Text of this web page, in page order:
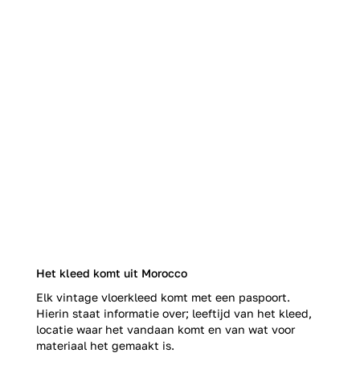
Het kleed komt uit Morocco
Elk vintage vloerkleed komt met een paspoort.
Hierin staat informatie over; leeftijd van het kleed,
locatie waar het vandaan komt en van wat voor
materiaal het gemaakt is.